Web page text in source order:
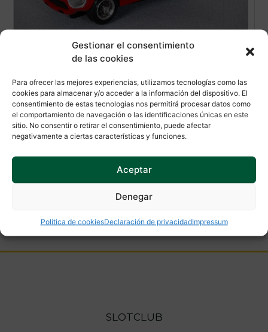
Gestionar el consentimiento
de las cookies
Para ofrecer las mejores experiencias, utilizamos tecnologías como las
cookies para almacenar y/o acceder a la información del dispositivo. El
consentimiento de estas tecnologías nos permitirá procesar datos como
el comportamiento de navegación o las identificaciones únicas en este
sitio. No consentir o retirar el consentimiento, puede afectar
negativamente a ciertas características y funciones.
Aceptar
Denegar
Política de cookiesDeclaración de privacidadImpressum
Slot Classic CJ-24
Referencia CJ-24
Modelo PEGASO SPYDER CREUS
Estado Agotado
SLOTCLUB